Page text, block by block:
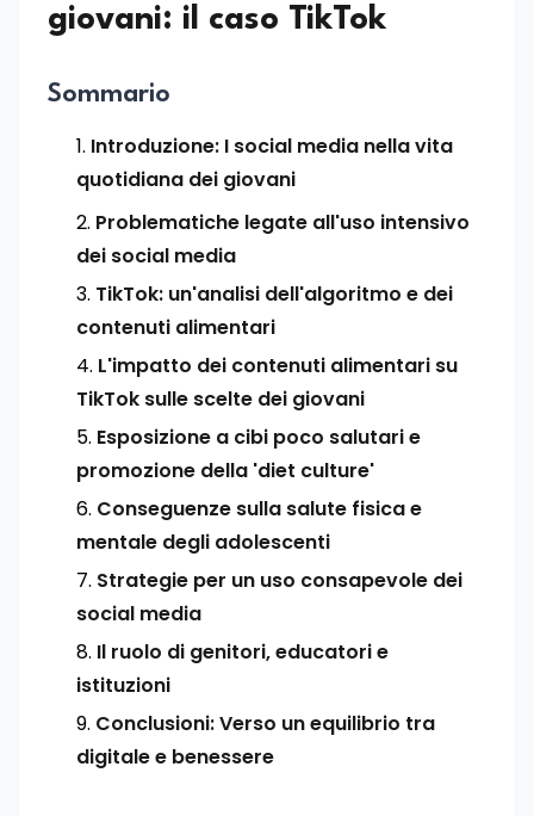
giovani: il caso TikTok
Sommario
Introduzione: I social media nella vita
quotidiana dei giovani
Problematiche legate all'uso intensivo
dei social media
TikTok: un'analisi dell'algoritmo e dei
contenuti alimentari
L'impatto dei contenuti alimentari su
TikTok sulle scelte dei giovani
Esposizione a cibi poco salutari e
promozione della 'diet culture'
Conseguenze sulla salute fisica e
mentale degli adolescenti
Strategie per un uso consapevole dei
social media
Il ruolo di genitori, educatori e
istituzioni
Conclusioni: Verso un equilibrio tra
digitale e benessere